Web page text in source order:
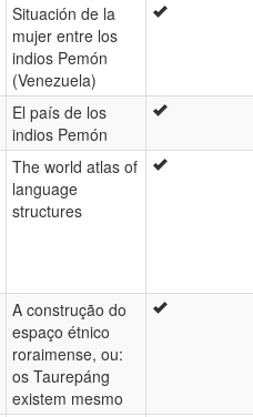
Situación de la
mujer entre los
indios Pemón
(Venezuela)
El país de los
indios Pemón
The world atlas of
language
structures
A construção do
espaço étnico
roraimense, ou:
os Taurepáng
existem mesmo